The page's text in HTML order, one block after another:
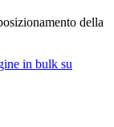
della
in bulk su